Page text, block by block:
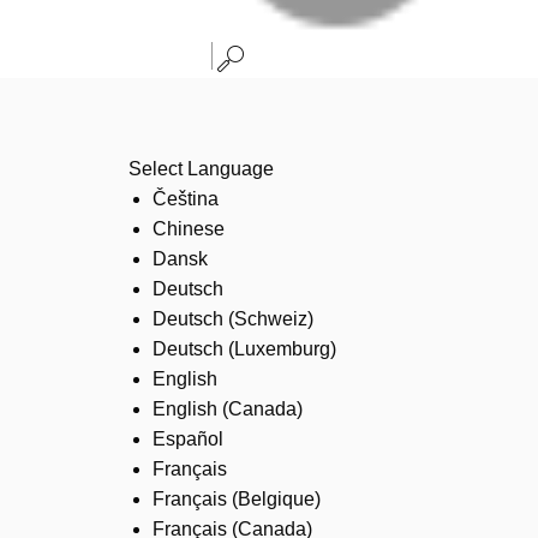
Select Language
Čeština
Chinese
Dansk
Deutsch
Deutsch (Schweiz)
Deutsch (Luxemburg)
English
English (Canada)
Español
Français
Français (Belgique)
Français (Canada)